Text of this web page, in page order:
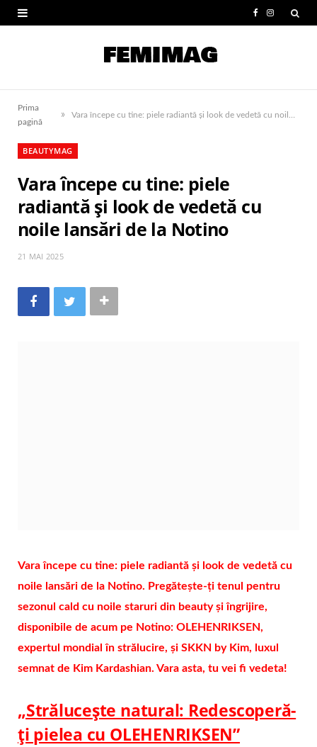
e
b
I
t
a
Prima
pagină
»
BEAUTYMAG
Vara începe cu tine: piele
radiantă și look de vedetă cu
noile lansări de la Notino
21 MAI 2025
Vara începe cu tine: piele radiantă și look de vedetă cu
noile lansări de la Notino. Pregătește-ți tenul pentru
sezonul cald cu noile staruri din beauty și îngrijire,
disponibile de acum pe Notino: OLEHENRIKSEN,
expertul mondial în strălucire, și SKKN by Kim, luxul
semnat de Kim Kardashian. Vara asta, tu vei fi vedeta!
„Strălucește natural: Redescoperă-
ți pielea cu OLEHENRIKSEN”